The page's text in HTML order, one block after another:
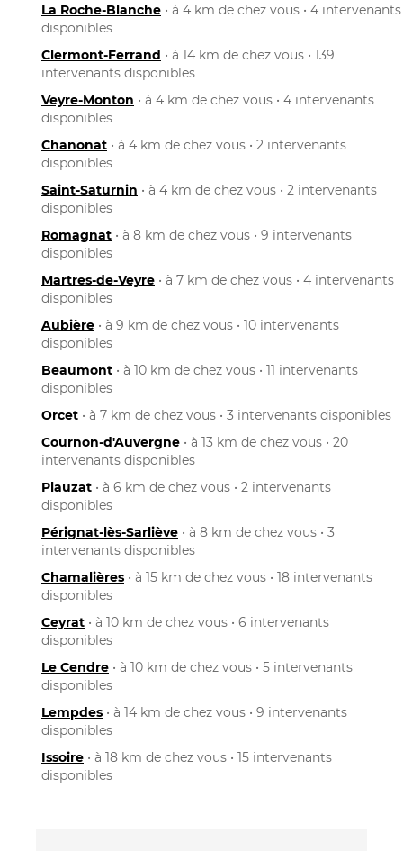
La Roche-Blanche • à 4 km de chez vous • 4 intervenants
disponibles
Clermont-Ferrand • à 14 km de chez vous • 139
intervenants disponibles
Veyre-Monton • à 4 km de chez vous • 4 intervenants
disponibles
Chanonat • à 4 km de chez vous • 2 intervenants
disponibles
Saint-Saturnin • à 4 km de chez vous • 2 intervenants
disponibles
Romagnat • à 8 km de chez vous • 9 intervenants
disponibles
Martres-de-Veyre • à 7 km de chez vous • 4 intervenants
disponibles
Aubière • à 9 km de chez vous • 10 intervenants
disponibles
Beaumont • à 10 km de chez vous • 11 intervenants
disponibles
Orcet • à 7 km de chez vous • 3 intervenants disponibles
Cournon-d'Auvergne • à 13 km de chez vous • 20
intervenants disponibles
Plauzat • à 6 km de chez vous • 2 intervenants
disponibles
Pérignat-lès-Sarliève • à 8 km de chez vous • 3
intervenants disponibles
Chamalières • à 15 km de chez vous • 18 intervenants
disponibles
Ceyrat • à 10 km de chez vous • 6 intervenants
disponibles
Le Cendre • à 10 km de chez vous • 5 intervenants
disponibles
Lempdes • à 14 km de chez vous • 9 intervenants
disponibles
Issoire • à 18 km de chez vous • 15 intervenants
disponibles